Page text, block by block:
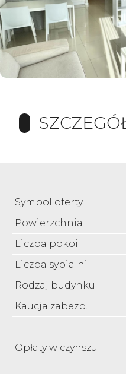
Symbol oferty
Powierzchnia
Liczba pokoi
Liczba sypialni
Rodzaj budynku
Kaucja zabezp.
Opłaty w czynszu